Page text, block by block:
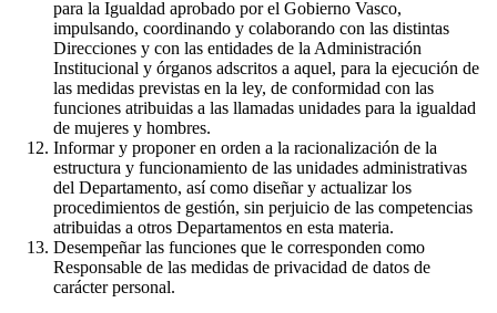
para la Igualdad aprobado por el Gobierno Vasco,
impulsando, coordinando y colaborando con las distintas
Direcciones y con las entidades de la Administración
Institucional y órganos adscritos a aquel, para la ejecución de
las medidas previstas en la ley, de conformidad con las
funciones atribuidas a las llamadas unidades para la igualdad
de mujeres y hombres.
Informar y proponer en orden a la racionalización de la
estructura y funcionamiento de las unidades administrativas
del Departamento, así como diseñar y actualizar los
procedimientos de gestión, sin perjuicio de las competencias
atribuidas a otros Departamentos en esta materia.
Desempeñar las funciones que le corresponden como
Responsable de las medidas de privacidad de datos de
carácter personal.